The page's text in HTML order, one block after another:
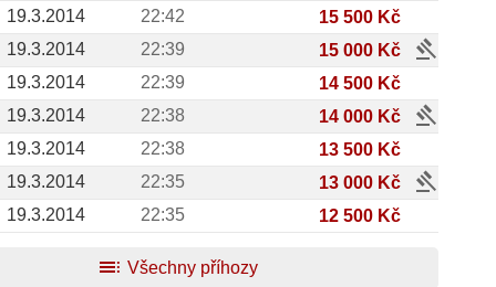
19.3.2014 22:42
15 500 Kč
19.3.2014
22:39 15 000 Kč gavel
19.3.2014 22:39
14 500 Kč
19.3.2014
22:38 14 000 Kč gavel
19.3.2014 22:38
13 500 Kč
19.3.2014
22:35 13 000 Kč gavel
19.3.2014 22:35 12 500 Kč
toc Všechny příhozy